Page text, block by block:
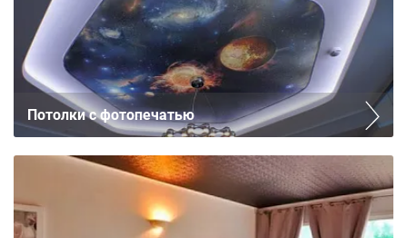
Потолки с фотопечатью